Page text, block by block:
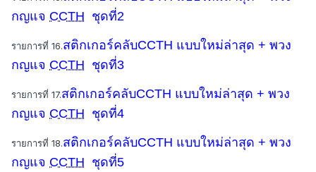
กญแจ CCTH ชุดที่2
รายการที่ 16.สติกเกอร์คลับCCTH แบบใหม่ล่าสุด + พวง
กญแจ CCTH ชุดที่3
รายการที่ 17.สติกเกอร์คลับCCTH แบบใหม่ล่าสุด + พวง
กญแจ CCTH ชุดที่4
รายการที่ 18.สติกเกอร์คลับCCTH แบบใหม่ล่าสุด + พวง
กญแจ CCTH ชุดที่5